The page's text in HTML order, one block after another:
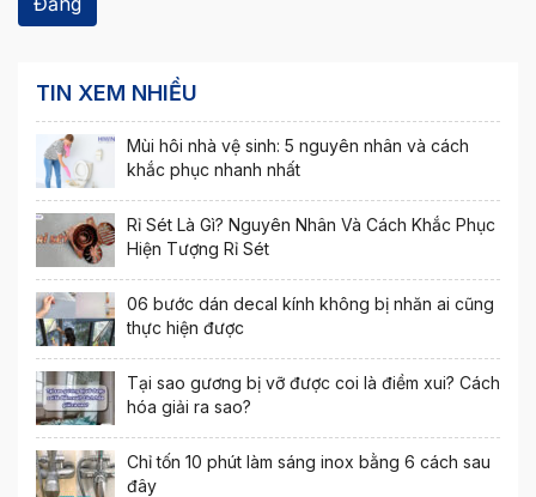
TIN XEM NHIỀU
Mùi hôi nhà vệ sinh: 5 nguyên nhân và cách
khắc phục nhanh nhất
Rỉ Sét Là Gì? Nguyên Nhân Và Cách Khắc Phục
Hiện Tượng Rỉ Sét
06 bước dán decal kính không bị nhăn ai cũng
thực hiện được
Tại sao gương bị vỡ được coi là điềm xui? Cách
hóa giải ra sao?
Chỉ tốn 10 phút làm sáng inox bằng 6 cách sau
đây